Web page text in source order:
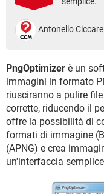
TIKTOK
HARDWARE
Antonello
PngOptimizer è un
immagini in formato
riusciranno a pulire
corrette, riducendo il
offre la possibilità di
formati di immagine
(APNG) e crea
un'interfaccia